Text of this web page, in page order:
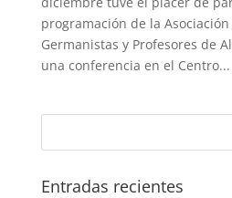
programación de la
Germanistas y Profesores de
una conferencia en el Centro...
Entradas recientes